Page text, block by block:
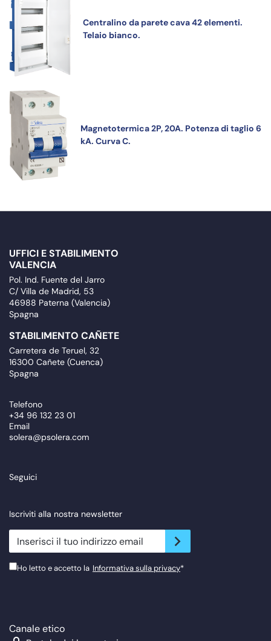
Centralino da parete cava 42 elementi.
Telaio bianco.
Magnetotermica 2P, 20A. Potenza di taglio 6
kA. Curva C.
UFFICI E STABILIMENTO
VALENCIA
Pol. Ind. Fuente del Jarro
C/ Villa de Madrid, 53
46988 Paterna (Valencia)
Spagna
STABILIMENTO CAÑETE
Carretera de Teruel, 32
16300 Cañete (Cuenca)
Spagna
Telefono
+34 96 132 23 01
Email
solera@psolera.com
Seguici
Iscriviti alla nostra newsletter
newsletter.suscribe
Ho letto e accetto la Informativa sulla privacy*
Canale etico